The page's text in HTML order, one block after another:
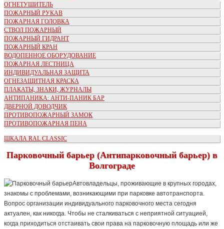
ОГНЕТУШИТЕЛЬ
ПОЖАРНЫЙ РУКАВ
ПОЖАРНАЯ ГОЛОВКА
СТВОЛ ПОЖАРНЫЙ
ПОЖАРНЫЙ ГИДРАНТ
ПОЖАРНЫЙ КРАН
ВОДОПЕННОЕ ОБОРУДОВАНИЕ
ПОЖАРНАЯ ЛЕСТНИЦА
ИНДИВИДУАЛЬНАЯ ЗАЩИТА
ОГНЕЗАЩИТНАЯ КРАСКА
ПЛАКАТЫ, ЗНАКИ, ЖУРНАЛЫ
АНТИПАНИКА: АНТИ-ПАНИК БАР
ДВЕРНОЙ ДОВОДЧИК
ПРОТИВОПОЖАРНЫЙ ЗАМОК
ПРОТИВОПОЖАРНАЯ ПЕНА
ШКАЛА RAL CLASSIC
Парковочный барьер (Антипарковочный барьер) в
Волгограде
Автовладельцы, проживающие в крупных городах,
знакомы с проблемами, возникающими при парковке автотранспорта.
Вопрос организации индивидуального парковочного места сегодня
актуален, как никогда. Чтобы не сталкиваться с неприятной ситуацией,
когда приходиться отстаивать свои права на парковочную площадь или же